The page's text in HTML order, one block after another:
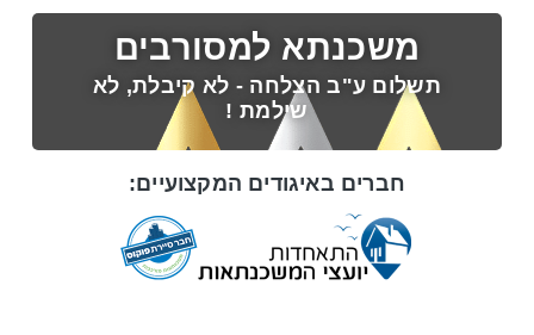
משכנתא למסורבים
תשלום ע"ב הצלחה - לא קיבלת, לא
שילמת !
חברים באיגודים המקצועיים: